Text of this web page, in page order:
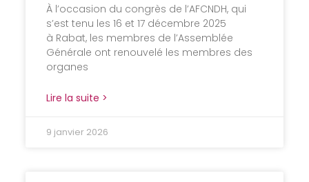
À l’occasion du congrès de l’AFCNDH, qui
s’est tenu les 16 et 17 décembre 2025
à Rabat, les membres de l’Assemblée
Générale ont renouvelé les membres des
organes
Lire la suite >
9 janvier 2026